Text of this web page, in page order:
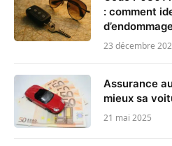
: comment
23 décembre
Assurance
mieux sa
21 mai 2025